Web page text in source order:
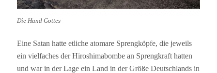
Die Hand Gottes
Eine Satan hatte etliche atomare Sprengköpfe, die jeweils
ein vielfaches der Hiroshimabombe an Sprengkraft hatten
und war in der Lage ein Land in der Größe Deutschlands in